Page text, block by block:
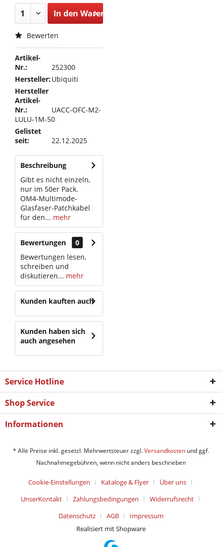
In den Warenkorb
Bewerten
Artikel-
Nr.:
252300
Hersteller:Ubiquiti
Hersteller
Artikel-
Nr.:
UACC-OFC-M2-
LULU-1M-50
Gelistet
seit:
22.12.2025
Beschreibung
Gibt es nicht einzeln,
nur im 50er Pack.
OM4-Multimode-
Glasfaser-Patchkabel
für den... mehr
Bewertungen
0
Bewertungen lesen,
schreiben und
diskutieren... mehr
Kunden kauften auch
Kunden haben sich
auch angesehen
Service Hotline
Shop Service
Informationen
* Alle Preise inkl. gesetzl. Mehrwertsteuer zzgl.Versandkosten und ggf.
Nachnahmegebühren, wenn nicht anders beschrieben
Cookie-Einstellungen Kataloge & Flyer
Über uns
UnserKontakt
Zahlungsbedingungen
Widerrufsrecht
Datenschutz
AGB
Impressum
Realisiert mit Shopware